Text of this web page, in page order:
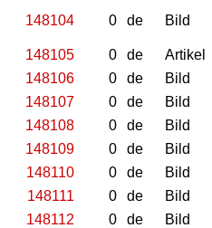
148104 0 de Bild
148105
0 de Artikel
148106
0 de Bild
148107
0 de Bild
148108
0 de Bild
148109
0 de Bild
148110
0 de Bild
148111
0 de Bild
148112
0 de Bild